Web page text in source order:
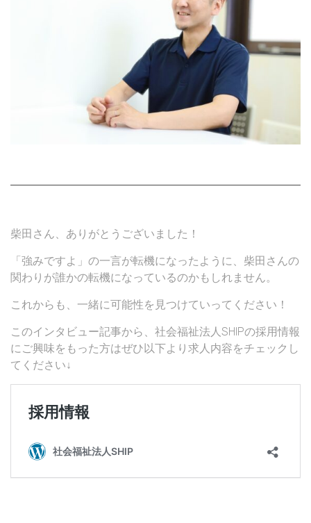
柴田さん、ありがとうございました！
「強みですよ」の一言が転機になったように、柴田さんの
関わりが誰かの転機になっているのかもしれません。
これからも、一緒に可能性を見つけていってください！
このインタビュー記事から、社会福祉法人SHIPの採用情報
にご興味をもった方はぜひ以下より求人内容をチェックし
てください↓